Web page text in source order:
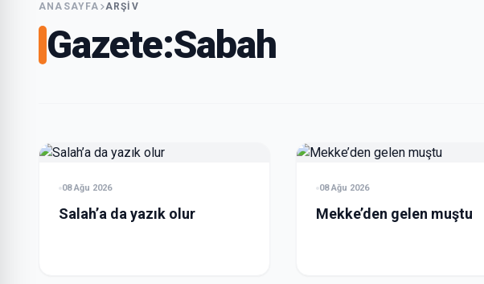
ANASAYFA ARŞIV
Gazete:Sabah
08 Ağu 2026
Salah’a da yazık olur
08 Ağu 2026
Mekke’den gelen muştu